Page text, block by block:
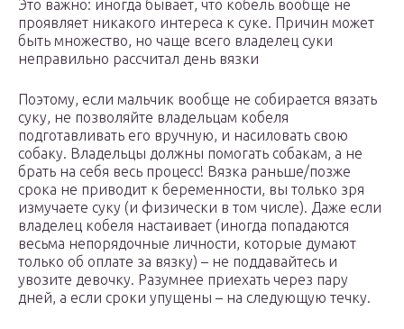
Это важно: иногда бывает, что кобель вообще не
проявляет никакого интереса к суке. Причин может
быть множество, но чаще всего владелец суки
неправильно рассчитал день вязки
Поэтому, если мальчик вообще не собирается вязать
суку, не позволяйте владельцам кобеля
подготавливать его вручную, и насиловать свою
собаку. Владельцы должны помогать собакам, а не
брать на себя весь процесс! Вязка раньше/позже
срока не приводит к беременности, вы только зря
измучаете суку (и физически в том числе). Даже если
владелец кобеля настаивает (иногда попадаются
весьма непорядочные личности, которые думают
только об оплате за вязку) – не поддавайтесь и
увозите девочку. Разумнее приехать через пару
дней, а если сроки упущены – на следующую течку.